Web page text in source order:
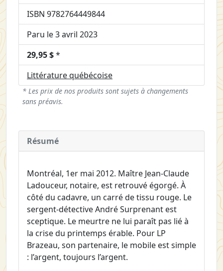
ISBN 9782764449844
Paru le 3 avril 2023
29,95 $*
Littérature québécoise
* Les prix de nos produits sont sujets à changements
sans préavis.
Résumé
Montréal, 1er mai 2012. Maître Jean-Claude
Ladouceur, notaire, est retrouvé égorgé. À
côté du cadavre, un carré de tissu rouge. Le
sergent-détective André Surprenant est
sceptique. Le meurtre ne lui paraît pas lié à
la crise du printemps érable. Pour LP
Brazeau, son partenaire, le mobile est simple
: l’argent, toujours l’argent.